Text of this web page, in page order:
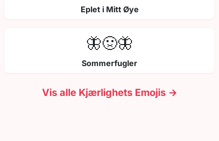
Eplet i Mitt Øye
🦋🤢🦋
Sommerfugler
Vis alle Kjærlighets Emojis →